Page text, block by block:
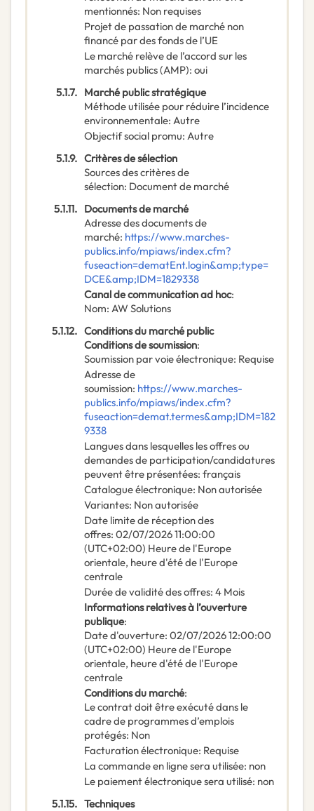
mentionnés: Non requises
Projet de passation de marché non
financé par des fonds de l’UE
Le marché relève de l’accord sur les
marchés publics (AMP): oui
5.1.7. Marché public stratégique
Méthode utilisée pour réduire l’incidence
environnementale: Autre
Objectif social promu: Autre
5.1.9. Critères de sélection
Sources des critères de
sélection: Document de marché
5.1.11. Documents de marché
Adresse des documents de
marché: https://www.marches-
publics.info/mpiaws/index.cfm?
fuseaction=dematEnt.login&amp;type=
DCE&amp;IDM=1829338
Canal de communication ad hoc:
Nom: AW Solutions
5.1.12. Conditions du marché public
Conditions de soumission:
Soumission par voie électronique: Requise
Adresse de
soumission: https://www.marches-
publics.info/mpiaws/index.cfm?
fuseaction=demat.termes&amp;IDM=182
9338
Langues dans lesquelles les offres ou
demandes de participation/candidatures
peuvent être présentées: français
Catalogue électronique: Non autorisée
Variantes: Non autorisée
Date limite de réception des
offres: 02/07/202611:00:00
(UTC+02:00) Heure de l'Europe
orientale, heure d'été de l'Europe
centrale
Durée de validité des offres: 4 Mois
Informations relatives à l’ouverture
publique:
Date d'ouverture: 02/07/202612:00:00
(UTC+02:00) Heure de l'Europe
orientale, heure d'été de l'Europe
centrale
Conditions du marché:
Le contrat doit être exécuté dans le
cadre de programmes d’emplois
protégés: Non
Facturation électronique: Requise
La commande en ligne sera utilisée: non
Le paiement électronique sera utilisé: non
5.1.15. Techniques